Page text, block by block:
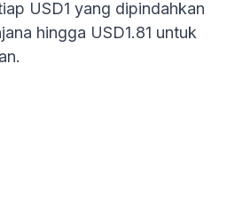
USD1 yang dipindahkan
hingga USD1.81 untuk